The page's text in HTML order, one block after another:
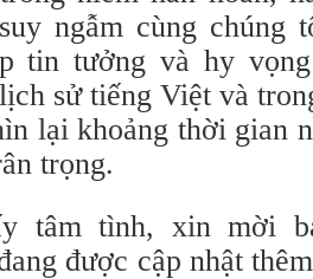
ngẫm cùng chúng
tin tưởng và hy
sử tiếng Việt và
lại khoảng thời gian
trọng.
tâm tình, xin mời
được cập nhật